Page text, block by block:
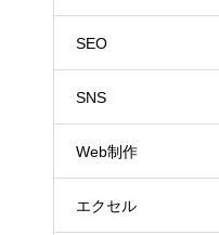
SEO
SNS
Web制作
エクセル